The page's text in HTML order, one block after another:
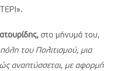
στο μήνυμά του,
του Πολιτισμού, μια
αναπτύσσεται, με αφορμή